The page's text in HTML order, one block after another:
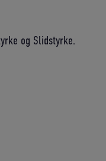
og Slidstyrke.